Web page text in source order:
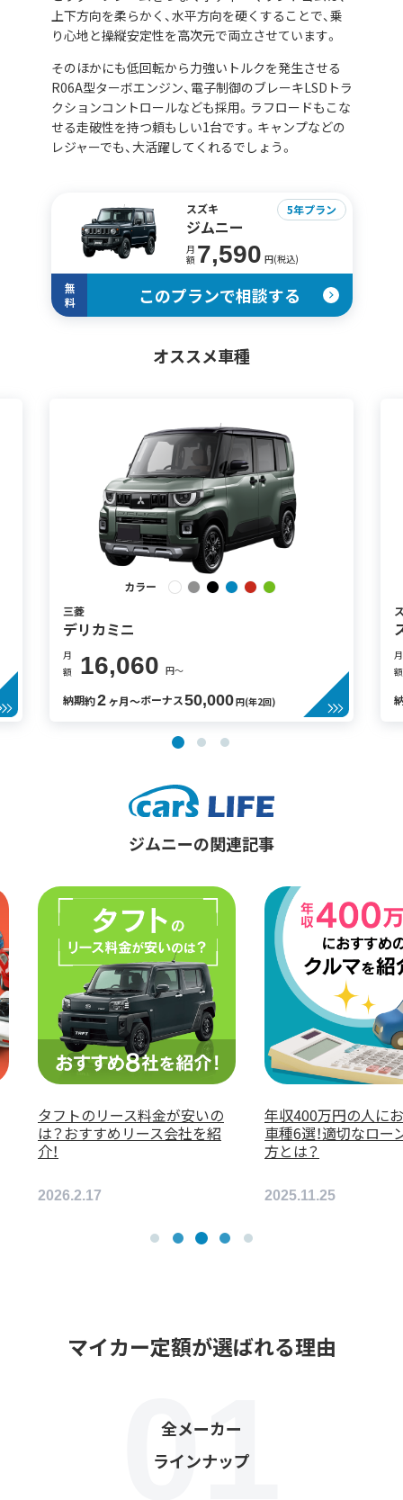
上下方向を柔らかく、水平方向を硬くすることで、乗
り心地と操縦安定性を高次元で両立させています。
そのほかにも低回転から力強いトルクを発生させる
R06A型ターボエンジン、電子制御のブレーキLSDトラ
クションコントロールなども採用。ラフロードもこな
せる走破性を持つ頼もしい1台です。キャンプなどの
レジャーでも、大活躍してくれるでしょう。
スズキ
ジムニー
月
額 7,590 円(税込)
5年プラン
無
料
このプランで相談する
オススメ車種
カラー
三菱
デリカミニ
月
額
16,060 円〜
納期約2ヶ月〜ボーナス50,000円(年2回)
月
額
ジムニーの関連記事
400万円の人におすすめの
6選！適切なローンの組み
カーリースおすすめ10選！安心
できる選び方や比較ポイント
2026.4.28
マイカー定額が選ばれる理由
全メーカー
ラインナップ